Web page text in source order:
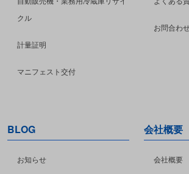
クル
計量証明
マニフェスト交付
お問合わ
BLOG
お知らせ
会社概要
会社概要